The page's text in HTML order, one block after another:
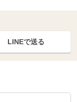
LINEで送る